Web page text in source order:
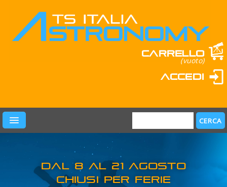
Carrello
(vuoto)
Accedi
PRODOTTI